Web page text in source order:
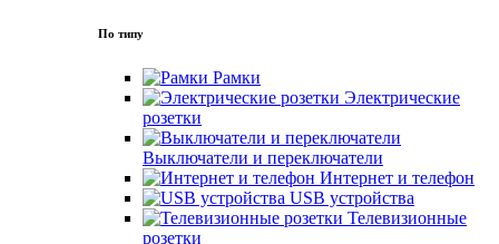
По типу
Рамки
Электрические
розетки
Выключатели и переключатели
Интернет и телефон
USB устройства
Телевизионные
розетки